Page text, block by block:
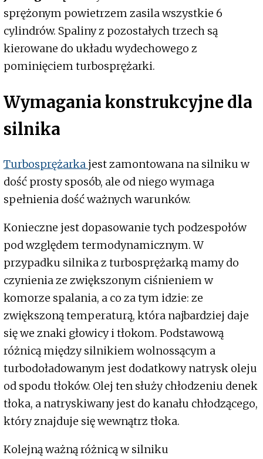
sprężonym powietrzem zasila wszystkie 6
cylindrów. Spaliny z pozostałych trzech są
kierowane do układu wydechowego z
pominięciem turbosprężarki.
Wymagania konstrukcyjne dla
silnika
Turbosprężarka jest zamontowana na silniku w
dość prosty sposób, ale od niego wymaga
spełnienia dość ważnych warunków.
Konieczne jest dopasowanie tych podzespołów
pod względem termodynamicznym. W
przypadku silnika z turbosprężarką mamy do
czynienia ze zwiększonym ciśnieniem w
komorze spalania, a co za tym idzie: ze
zwiększoną temperaturą, która najbardziej daje
się we znaki głowicy i tłokom. Podstawową
różnicą między silnikiem wolnossącym a
turbodoładowanym jest dodatkowy natrysk oleju
od spodu tłoków. Olej ten służy chłodzeniu denek
tłoka, a natryskiwany jest do kanału chłodzącego,
który znajduje się wewnątrz tłoka.
Kolejną ważną różnicą w silniku